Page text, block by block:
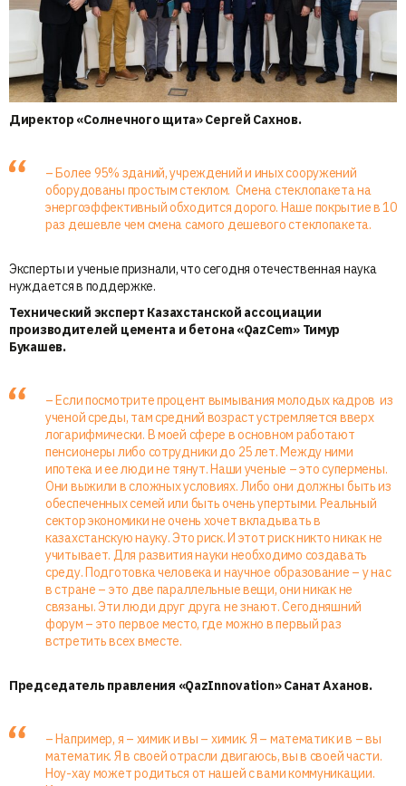
Директор «Солнечного щита» Сергей Сахнов.
– Более 95% зданий, учреждений и иных сооружений
оборудованы простым стеклом. Смена стеклопакета на
энергоэффективный обходится дорого. Наше покрытие в 10
раз дешевле чем смена самого дешевого стеклопакета.
Эксперты и ученые признали, что сегодня отечественная наука
нуждается в поддержке.
Технический эксперт Казахстанской ассоциации
производителей цемента и бетона «QazCem» Тимур
Букашев.
– Если посмотрите процент вымывания молодых кадров из
ученой среды, там средний возраст устремляется вверх
логарифмически. В моей сфере в основном работают
пенсионеры либо сотрудники до 25 лет. Между ними
ипотека и ее люди не тянут. Наши ученые – это супермены.
Они выжили в сложных условиях. Либо они должны быть из
обеспеченных семей или быть очень упертыми. Реальный
сектор экономики не очень хочет вкладывать в
казахстанскую науку. Это риск. И этот риск никто никак не
учитывает. Для развития науки необходимо создавать
среду. Подготовка человека и научное образование – у нас
в стране – это две параллельные вещи, они никак не
связаны. Эти люди друг друга не знают. Сегодняшний
форум – это первое место, где можно в первый раз
встретить всех вместе.
Председатель правления «QazInnovation» Санат Аханов.
– Например, я – химик и вы – химик. Я – математик и в – вы
математик. Я в своей отрасли двигаюсь, вы в своей части.
Ноу-хау может родиться от нашей с вами коммуникации.